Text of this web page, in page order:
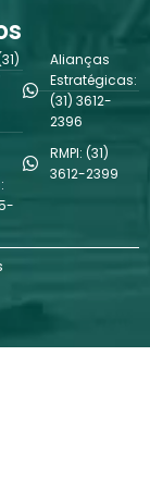
Alianças
Estratégicas:
(31) 3612-
2396
RMPI: (31)
3612-2399